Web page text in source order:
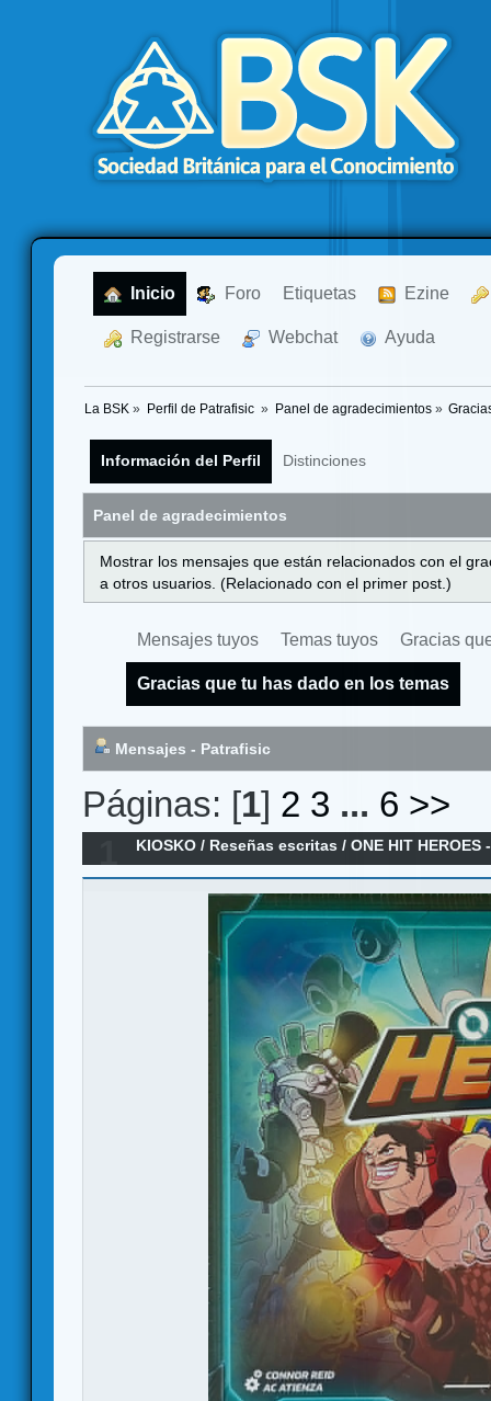
Inicio Foro Etiquetas Ezine
Registrarse Webchat Ayuda
La BSK » Perfil de Patrafisic » Panel de agradecimientos»
Información del Perfil Distinciones
Panel de agradecimientos
Mostrar los mensajes que están relacionados con el
a otros usuarios. (Relacionado con el primer post.)
Mensajes tuyos Temas tuyos Gracias
Gracias que tu has dado en los temas
Mensajes - Patrafisic
Páginas: [1] 2 3 ... 6 >>
KIOSKO / Reseñas escritas /ONE HIT